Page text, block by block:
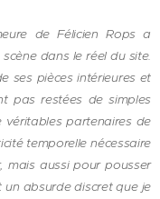
de Félicien Rops a
dans le réel du site.
ses pièces intérieures et
pas restées de simples
partenaires de
temporelle nécessaire
mais aussi pour pousser
absurde discret que je